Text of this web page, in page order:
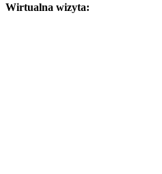
Wirtualna wizyta: